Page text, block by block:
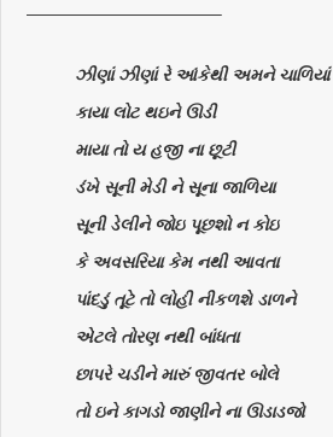
———————————–
ઝીણાં ઝીણાં રે આંકેથી અમને ચાળિયાં
કાયા લોટ થઇને ઊડી
માયા તો ય હજી ના છૂટી
ડંખે સૂની મેડી ને સૂના જાળિયા
સૂની ડેલીને જોઇ પૂછશો ન કોઇ
કે અવસરિયા કેમ નથી આવતા
પાંદડું તૂટે તો લોહી નીકળશે ડાળને
એટલે તોરણ નથી બાંધતા
છાપરે ચડીને મારું જીવતર બોલે
તો ઇને કાગડો જાણીને ના ઊડાડજો